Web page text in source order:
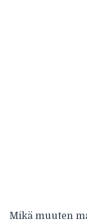
Mikä muuten